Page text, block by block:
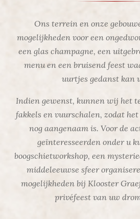
Ons terrein en onze
mogelijkheden voor een
een glas champagne, een
menu en een bruisend feest
uurtjes gedanst kan
Indien gewenst, kunnen wij het
fakkels en vuurschalen, zodat het
nog aangenaam is. Voor de
geïnteresseerden onder u
boogschietworkshop, een
middeleeuwse sfeer
mogelijkheden bij Klooster
privéfeest van uw